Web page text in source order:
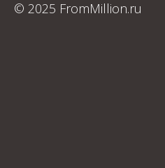
© 2025 FromMillion.ru